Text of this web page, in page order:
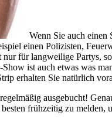
Wenn Sie auch einen
einen Polizisten,
für langweilige Partys,
ist auch etwas was
erhalten Sie natürlich
ausgebucht!
frühzeitig zu